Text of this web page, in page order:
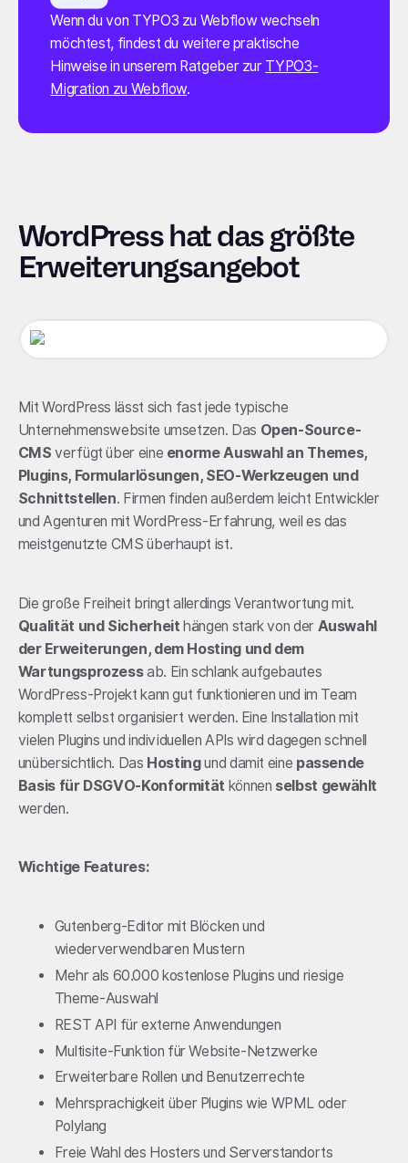
Wenn du von TYPO3 zu Webflow wechseln
möchtest, findest du weitere praktische
Hinweise in unserem Ratgeber zur TYPO3-
Migration zu Webflow.
WordPress hat das größte
Erweiterungsangebot
Mit WordPress lässt sich fast jede typische
Unternehmenswebsite umsetzen. Das Open-Source-
CMS verfügt über eine enorme Auswahl an Themes,
Plugins, Formularlösungen, SEO-Werkzeugen und
Schnittstellen. Firmen finden außerdem leicht Entwickler
und Agenturen mit WordPress-Erfahrung, weil es das
meistgenutzte CMS überhaupt ist.
Die große Freiheit bringt allerdings Verantwortung mit.
Qualität und Sicherheit hängen stark von der Auswahl
der Erweiterungen, dem Hosting und dem
Wartungsprozessab. Ein schlank aufgebautes
WordPress-Projekt kann gut funktionieren und im Team
komplett selbst organisiert werden. Eine Installation mit
vielen Plugins und individuellen APIs wird dagegen schnell
unübersichtlich. Das Hostingund damit eine passende
Basis für DSGVO-Konformität können selbst gewählt
werden.
Wichtige Features:
Gutenberg-Editor mit Blöcken und
wiederverwendbaren Mustern
Mehr als 60.000 kostenlose Plugins und riesige
Theme-Auswahl
REST API für externe Anwendungen
Multisite-Funktion für Website-Netzwerke
Erweiterbare Rollen und Benutzerrechte
Mehrsprachigkeit über Plugins wie WPML oder
Polylang
Freie Wahl des Hosters und Serverstandorts